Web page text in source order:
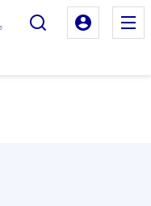
Rechercher
Mon